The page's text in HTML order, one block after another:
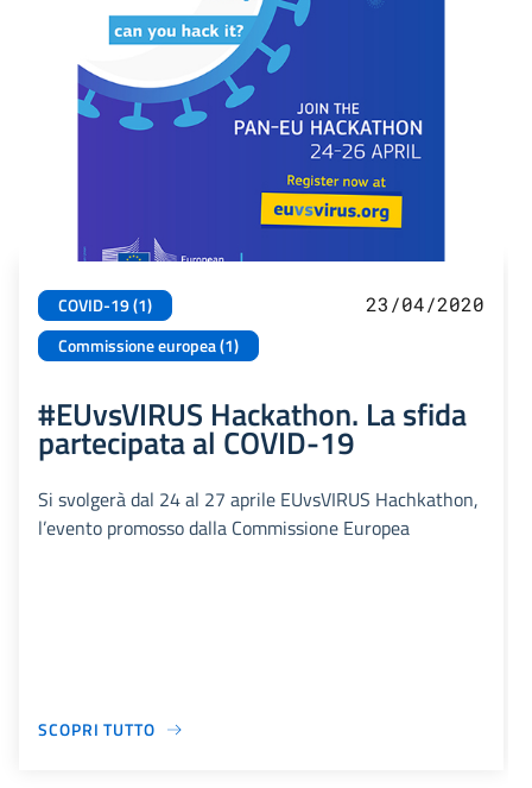
COVID-19 (1)
Commissione europea (1)
23/04/2020
#EUvsVIRUS Hackathon. La sfida
partecipata al COVID-19
Si svolgerà dal 24 al 27 aprile EUvsVIRUS Hachkathon,
l’evento promosso dalla Commissione Europea
SCOPRI TUTTO